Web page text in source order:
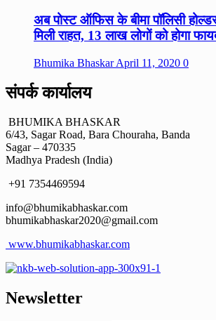
अब पोस्ट ऑफिस के बीमा पॉलिसी
मिली राहत, 13 लाख लोगों को होगा
Bhumika BhaskarApril 11, 2020 0
संपर्क कार्यालय
BHUMIKA BHASKAR
6/43, Sagar Road, Bara Chouraha, Banda
Sagar – 470335
Madhya Pradesh (India)
+91 7354469594
info@bhumikabhaskar.com
bhumikabhaskar2020@gmail.com
www.bhumikabhaskar.com
Newsletter